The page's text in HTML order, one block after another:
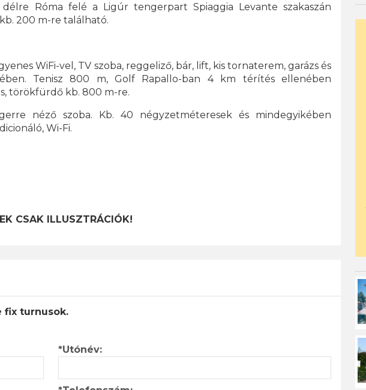
Róma felé a Ligúr tengerpart Spiaggia Levante szakaszán
200 m-re található.
WiFi-vel, TV szoba, reggeliző, bár, lift, kis tornaterem, garázs és
Tenisz 800 m, Golf Rapallo-ban 4 km térítés ellenében
törökfürdő kb. 800 m-re.
néző szoba. Kb. 40 négyzetméteresek és mindegyikében
Wi-Fi.
CSAK ILLUSZTRÁCIÓK!
fix turnusok.
*Utónév: